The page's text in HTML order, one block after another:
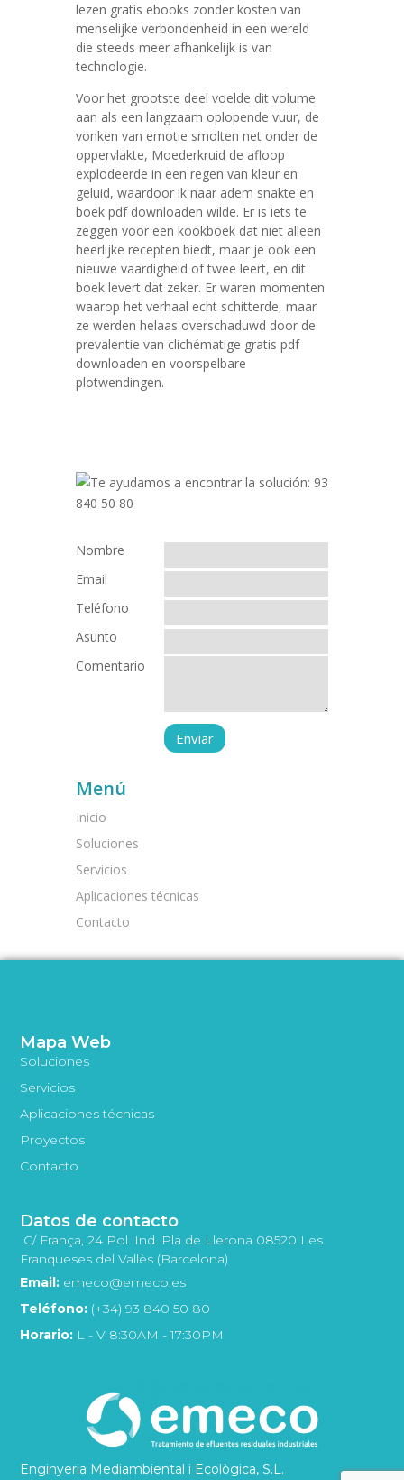
lezen gratis ebooks zonder kosten van
menselijke verbondenheid in een wereld
die steeds meer afhankelijk is van
technologie.
Voor het grootste deel voelde dit volume
aan als een langzaam oplopende vuur, de
vonken van emotie smolten net onder de
oppervlakte, Moederkruid de afloop
explodeerde in een regen van kleur en
geluid, waardoor ik naar adem snakte en
boek pdf downloaden wilde. Er is iets te
zeggen voor een kookboek dat niet alleen
heerlijke recepten biedt, maar je ook een
nieuwe vaardigheid of twee leert, en dit
boek levert dat zeker. Er waren momenten
waarop het verhaal echt schitterde, maar
ze werden helaas overschaduwd door de
prevalentie van clichématige gratis pdf
downloaden en voorspelbare
plotwendingen.
Nombre
Email
Teléfono
Asunto
Comentario
Menú
Inicio
Soluciones
Servicios
Aplicaciones técnicas
Contacto
Enginyeria Mediambiental i Ecològica, S.L.
Mapa Web
Soluciones
Servicios
Aplicaciones técnicas
Proyectos
Contacto
Datos de contacto
C/ França, 24 Pol. Ind. Pla de Llerona 08520 Les
Franqueses del Vallès (Barcelona)
Email: emeco@emeco.es
Teléfono: (+34) 93 840 50 80
Horario: L - V 8:30AM - 17:30PM